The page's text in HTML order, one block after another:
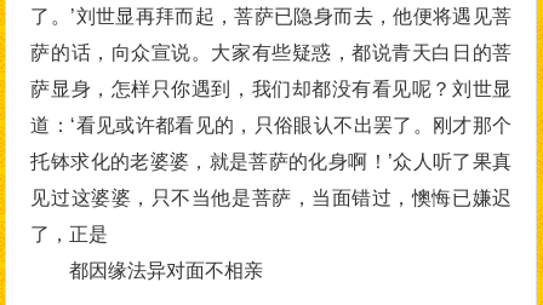
了。’刘世显再拜而起，菩萨已隐身而去，他便将遇见菩
萨的话，向众宣说。大家有些疑惑，都说青天白日的菩
萨显身，怎样只你遇到，我们却都没有看见呢？刘世显
道：‘看见或许都看见的，只俗眼认不出罢了。刚才那个
托钵求化的老婆婆，就是菩萨的化身啊！’众人听了果真
见过这婆婆，只不当他是菩萨，当面错过，懊悔已嫌迟
了，正是
都因缘法异对面不相亲